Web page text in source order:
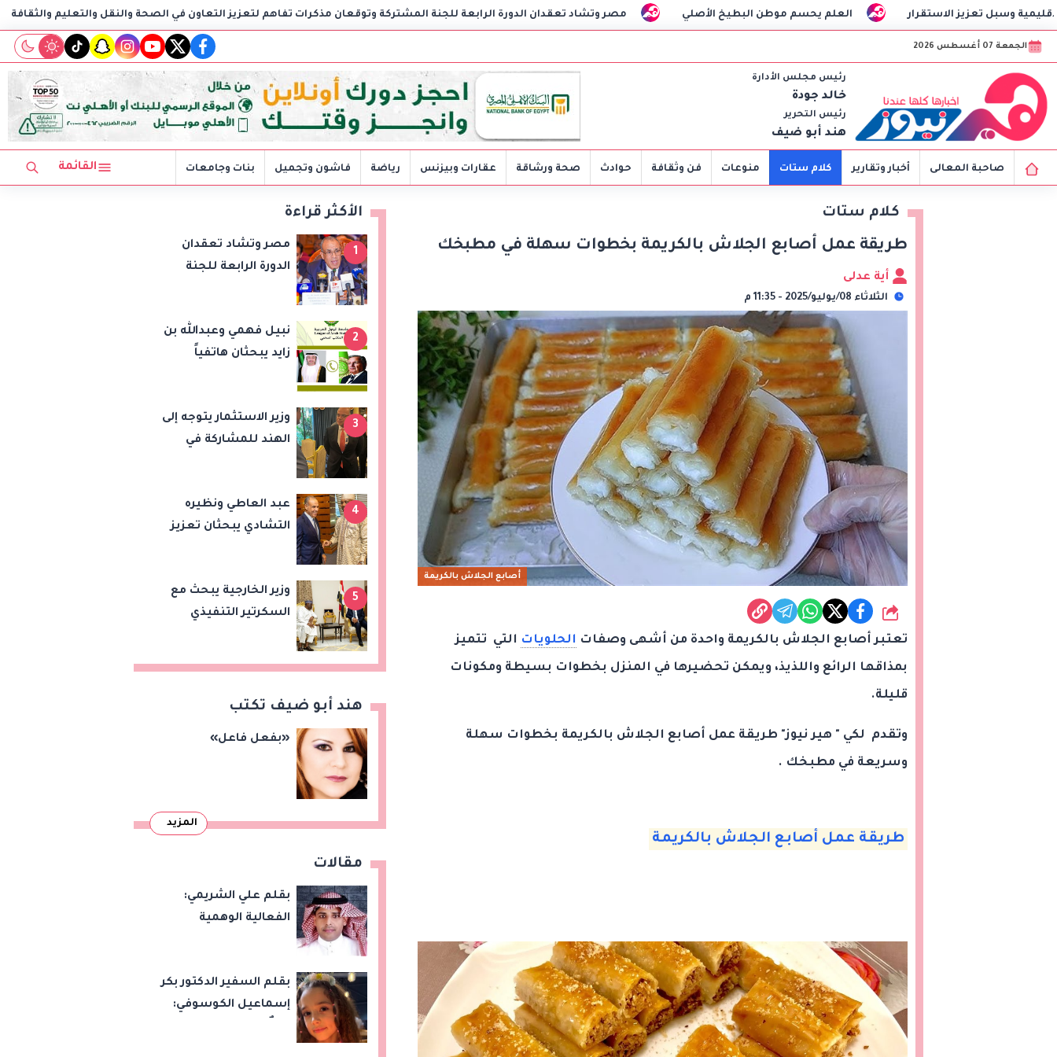
AIG توقع اتفاقية مع CSCEC الصينية لبدء تنفيذ مشروع AI Tower بالعاصمة الإدارية الجديدة مصر وتشاد تعقدان الدورة الرابعة للجنة المشتركة وتوقعان مذكرات تفاهم لتعزيز التعاون في الصحة والنقل والتعليم والثقافة العلم يحسم موطن البطيخ الأصلي
الجمعة 07 أغسطس 2026 facebook
twitter
youtube
instagram
snapchat
tiktok
رئيس مجلس الأدارة
خالد جودة
رئيس التحرير
هند أبو ضيف
صاحبة المعالى أخبار وتقارير كلام ستات منوعات فن وثقافة حوادث صحة ورشاقة عقارات وبيزنس رياضة فاشون وتجميل بنات وجامعات القائمة
كلام ستات
طريقة عمل أصابع الجلاش بالكريمة بخطوات سهلة في مطبخك
أية عدلى
الثلاثاء 08/يوليو/2025 - 11:35 م
أصابع الجلاش بالكريمة
شارك
تعتبر أصابع الجلاش بالكريمة واحدة من أشهى وصفات الحلويات التي تتميز
بمذاقها الرائع واللذيذ، ويمكن تحضيرها في المنزل بخطوات بسيطة ومكونات
قليلة.
وتقدم لكي " هير نيوز" طريقة عمل أصابع الجلاش بالكريمة بخطوات سهلة
وسريعة في مطبخك .
طريقة عمل أصابع الجلاش بالكريمة
الأكثر قراءة
1
مصر وتشاد تعقدان
الدورة الرابعة للجنة
التعاون في الصحة
والنقل والتعليم
2
نبيل فهمي وعبدالله بن
زايد يبحثان هاتفياً
الاستقرار
3
وزير الاستثمار يتوجه إلى
الهند للمشاركة في
التعاون التجاري
والاستثماري
4
عبد العاطي ونظيره
التشادي يبحثان تعزيز
الإقليم
5
وزير الخارجية يبحث مع
السكرتير التنفيذي
ومكافحة الإرهاب
هند أبو ضيف تكتب
«بفعل فاعل»
المزيد
مقالات
بقلم علي الشريمي:
الفعالية الوهمية
بقلم السفير الدكتور بكر
إسماعيل الكوسوفي: